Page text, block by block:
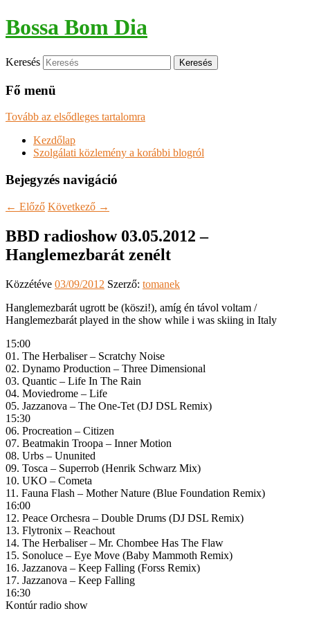
Bossa Bom Dia
Keresés
Fő menü
Tovább az elsődleges tartalomra
Kezdőlap
Szolgálati közlemény a korábbi blogról
Bejegyzés navigáció
← Előző Következő →
BBD radioshow 03.05.2012 –
Hanglemezbarát zenélt
Közzétéve 03/09/2012 Szerző: tomanek
Hanglemezbarát ugrott be (köszi!), amíg én távol voltam /
Hanglemezbarát played in the show while i was skiing in Italy
15:00
01. The Herbaliser – Scratchy Noise
02. Dynamo Production – Three Dimensional
03. Quantic – Life In The Rain
04. Moviedrome – Life
05. Jazzanova – The One-Tet (DJ DSL Remix)
15:30
06. Procreation – Citizen
07. Beatmakin Troopa – Inner Motion
08. Urbs – Ununited
09. Tosca – Superrob (Henrik Schwarz Mix)
10. UKO – Cometa
11. Fauna Flash – Mother Nature (Blue Foundation Remix)
16:00
12. Peace Orchesra – Double Drums (DJ DSL Remix)
13. Flytronix – Reachout
14. The Herbaliser – Mr. Chombee Has The Flaw
15. Sonoluce – Eye Move (Baby Mammoth Remix)
16. Jazzanova – Keep Falling (Forss Remix)
17. Jazzanova – Keep Falling
16:30
Kontúr radio show